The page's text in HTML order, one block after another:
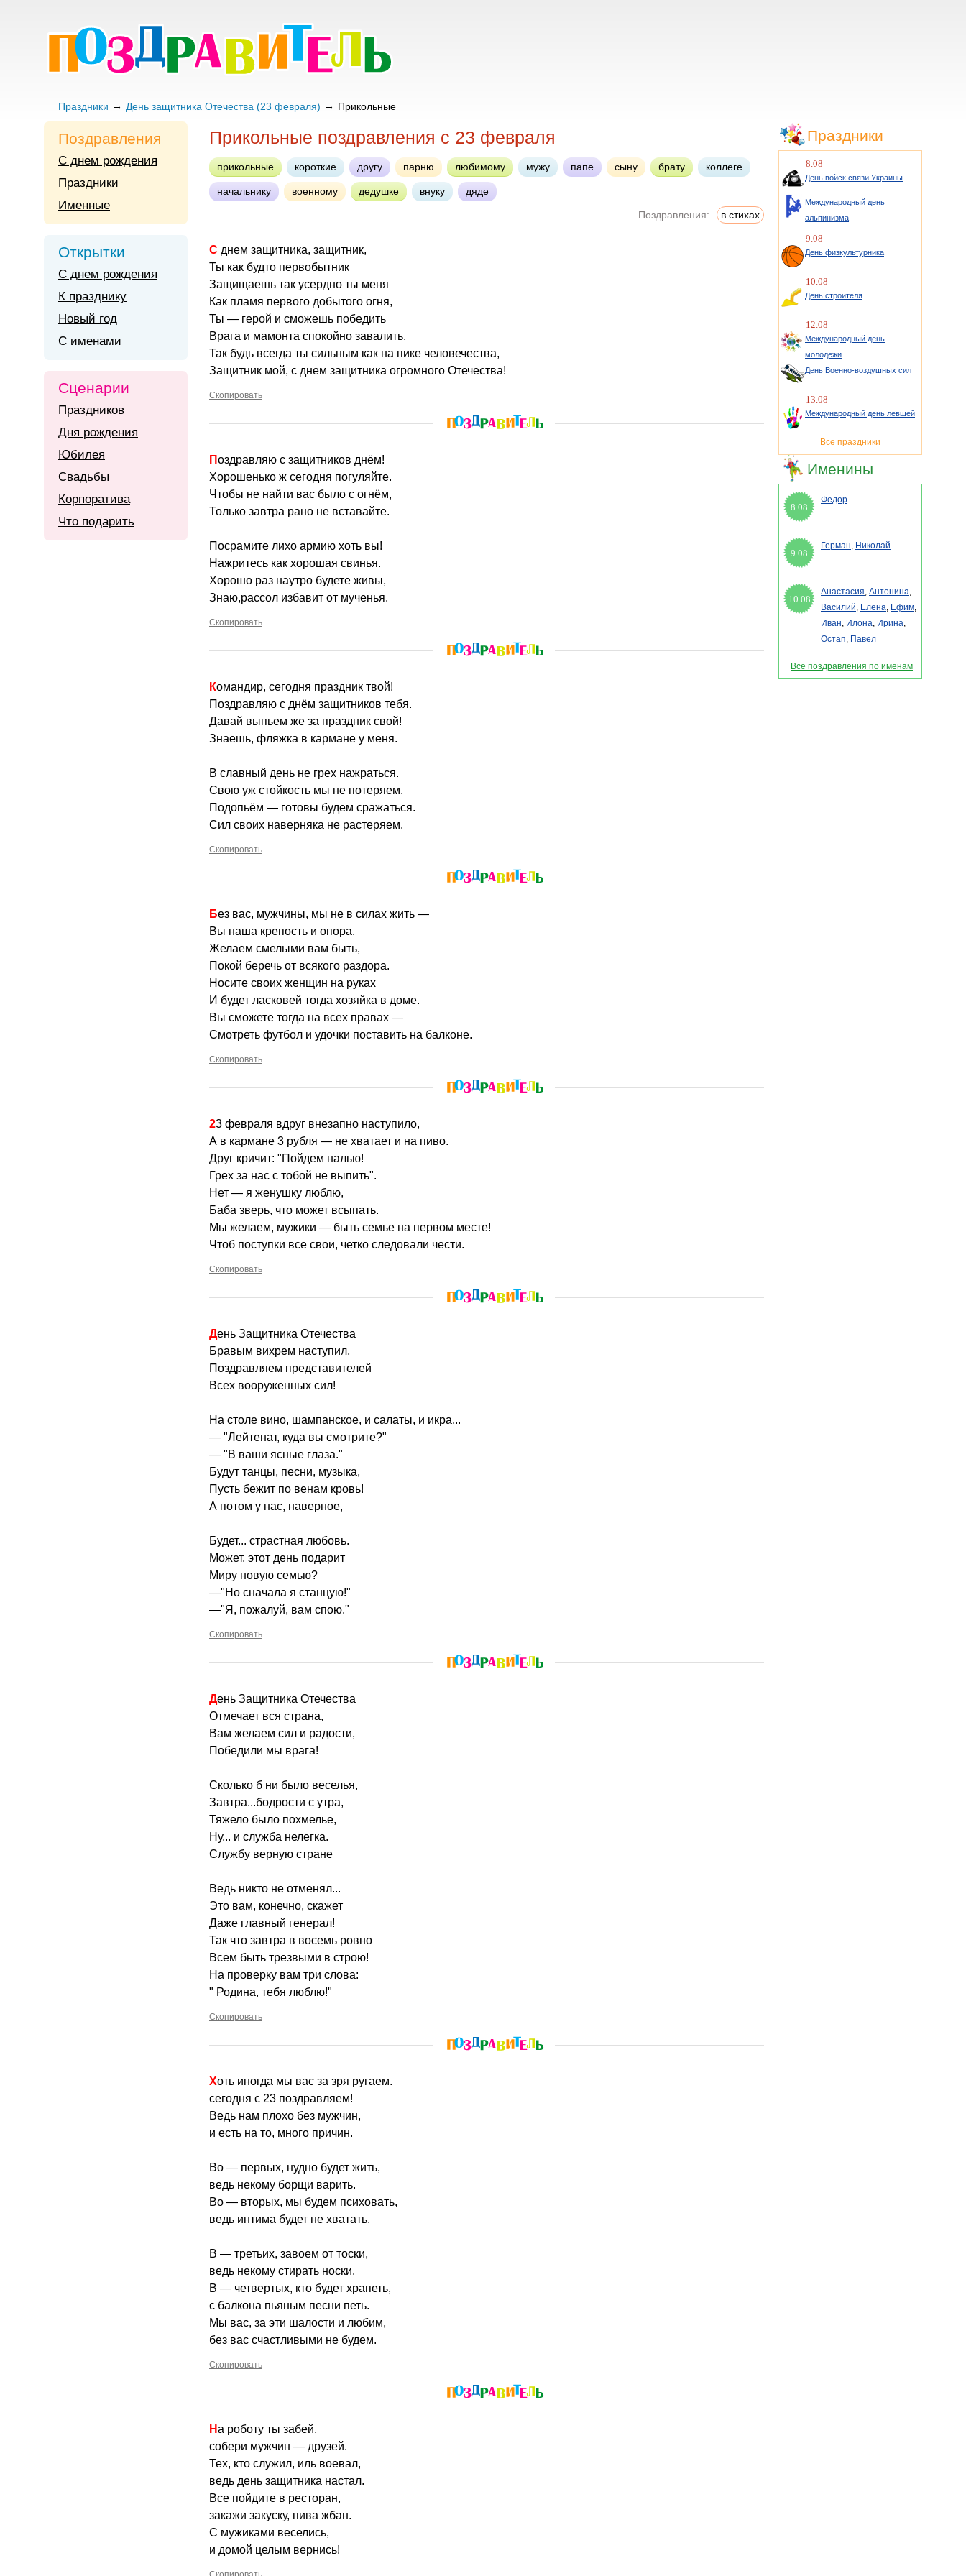
Праздники День защитника Отечества (23 февраля) Прикольные
Прикольные поздравления с 23 февраля
прикольные короткие другу парню любимому мужу папе сыну брату коллеге
начальнику военному дедушке внуку дяде
Поздравления: в стихах
С днем защитника, защитник,
Ты как будто первобытник
Защищаешь так усердно ты меня
Как пламя первого добытого огня,
Ты — герой и сможешь победить
Врага и мамонта спокойно завалить,
Так будь всегда ты сильным как на пике человечества,
Защитник мой, с днем защитника огромного Отечества!
Скопировать
Поздравляю с защитников днём!
Хорошенько ж сегодня погуляйте.
Чтобы не найти вас было с огнём,
Только завтра рано не вставайте.
Посрамите лихо армию хоть вы!
Нажритесь как хорошая свинья.
Хорошо раз наутро будете живы,
Знаю,рассол избавит от мученья.
Скопировать
Командир, сегодня праздник твой!
Поздравляю с днём защитников тебя.
Давай выпьем же за праздник свой!
Знаешь, фляжка в кармане у меня.
В славный день не грех нажраться.
Свою уж стойкость мы не потеряем.
Подопьём — готовы будем сражаться.
Сил своих наверняка не растеряем.
Скопировать
Без вас, мужчины, мы не в силах жить —
Вы наша крепость и опора.
Желаем смелыми вам быть,
Покой беречь от всякого раздора.
Носите своих женщин на руках
И будет ласковей тогда хозяйка в доме.
Вы сможете тогда на всех правах —
Смотреть футбол и удочки поставить на балконе.
Скопировать
23 февраля вдруг внезапно наступило,
А в кармане 3 рубля — не хватает и на пиво.
Друг кричит: "Пойдем налью!
Грех за нас с тобой не выпить".
Нет — я женушку люблю,
Баба зверь, что может всыпать.
Мы желаем, мужики — быть семье на первом месте!
Чтоб поступки все свои, четко следовали чести.
Скопировать
День Защитника Отечества
Бравым вихрем наступил,
Поздравляем представителей
Всех вооруженных сил!
На столе вино, шампанское, и салаты, и икра...
— "Лейтенат, куда вы смотрите?"
— "В ваши ясные глаза."
Будут танцы, песни, музыка,
Пусть бежит по венам кровь!
А потом у нас, наверное,
Будет... страстная любовь.
Может, этот день подарит
Миру новую семью?
—"Но сначала я станцую!"
—"Я, пожалуй, вам спою."
Скопировать
День Защитника Отечества
Отмечает вся страна,
Вам желаем сил и радости,
Победили мы врага!
Сколько б ни было веселья,
Завтра...бодрости с утра,
Тяжело было похмелье,
Ну... и служба нелегка.
Службу верную стране
Ведь никто не отменял...
Это вам, конечно, скажет
Даже главный генерал!
Так что завтра в восемь ровно
Всем быть трезвыми в строю!
На проверку вам три слова:
" Родина, тебя люблю!"
Скопировать
Хоть иногда мы вас за зря ругаем.
сегодня с 23 поздравляем!
Ведь нам плохо без мужчин,
и есть на то, много причин.
Во — первых, нудно будет жить,
ведь некому борщи варить.
Во — вторых, мы будем психовать,
ведь интима будет не хватать.
В — третьих, завоем от тоски,
ведь некому стирать носки.
В — четвертых, кто будет храпеть,
с балкона пьяным песни петь.
Мы вас, за эти шалости и любим,
без вас счастливыми не будем.
Скопировать
На роботу ты забей,
собери мужчин — друзей.
Тех, кто служил, иль воевал,
ведь день защитника настал.
Все пойдите в ресторан,
закажи закуску, пива жбан.
С мужиками веселись,
и домой целым вернись!
Поздравления
С днем рождения
Праздники
Именные
Открытки
С днем рождения
К празднику
Новый год
С именами
Сценарии
Праздников
Дня рождения
Юбилея
Свадьбы
Корпоратива
Что подарить
Праздники
8.08
День войск связи Украины
Международный день
альпинизма
9.08
День физкультурника
10.08
День строителя
12.08
Международный день
молодежи
День Военно-воздушных сил
13.08
Международный день левшей
Все праздники
Именины
8.08
Федор
9.08
Герман, Николай
10.08
Анастасия, Антонина,
Василий, Елена, Ефим,
Иван, Илона, Ирина,
Остап, Павел
Все поздравления по именам